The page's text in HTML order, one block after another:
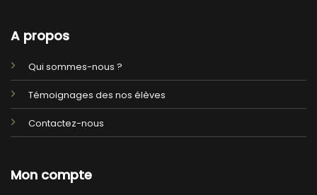
A propos
Qui sommes-nous ?
Témoignages des nos élèves
Contactez-nous
Mon compte